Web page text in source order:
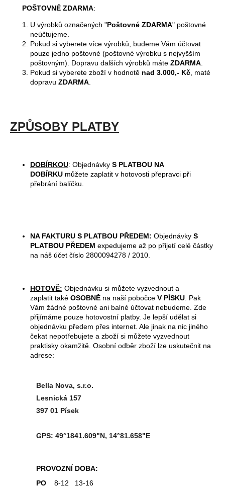
POŠTOVNÉ ZDARMA:
U výrobků označených "Poštovné ZDARMA" poštovné
neúčtujeme.
Pokud si vyberete více výrobků, budeme Vám účtovat
pouze jedno poštovné (poštovné výrobku s nejvyšším
poštovným). Dopravu dalších výrobků máte ZDARMA.
Pokud si vyberete zboží v hodnotě nad 3.000,- Kč, maté
dopravu ZDARMA.
ZPŮSOBY PLATBY
DOBÍRKOU: Objednávky S PLATBOU NA
DOBÍRKU můžete zaplatit v hotovosti přepravci při
přebrání balíčku.
NA FAKTURU S PLATBOU PŘEDEM: Objednávky S
PLATBOU PŘEDEM expedujeme až po přijetí celé částky
na náš účet číslo 2800094278 / 2010.
HOTOVĚ: Objednávku si můžete vyzvednout a
zaplatit také OSOBNĚ na naší pobočce V PÍSKU . Pak
Vám žádné poštovné ani balné účtovat nebudeme. Zde
přijímáme pouze hotovostní platby. Je lepší udělat si
objednávku předem přes internet. Ale jinak na nic jiného
čekat nepotřebujete a zboží si můžete vyzvednout
praktisky okamžitě. Osobní odběr zboží lze uskutečnit na
adrese:
Bella Nova, s.r.o.
Lesnická 157
397 01 Písek
GPS: 49°1841.609"N, 14°81.658"E
PROVOZNÍ DOBA:
PO 8-12 13-16